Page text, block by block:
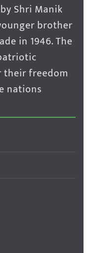
Shri Manik
brother
in 1946. The
freedom
nations